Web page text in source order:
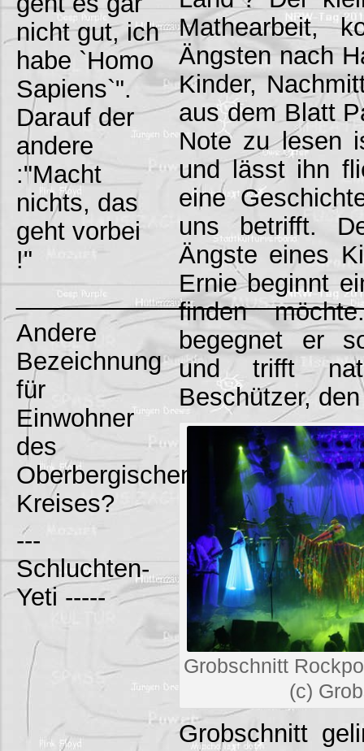
nicht gut, ich
habe `Homo
Sapiens`".
Darauf der
andere
:"Macht
nichts, das
geht vorbei
!"
Andere
Bezeichnung
für
Einwohner
des
Oberbergischen
Kreises?
---
Schluchten-
Yeti -----
Mathearbeit,
Ängsten nach
Kinder,
aus dem Blatt
Note zu lesen
und lässt ihn
eine
uns betrifft.
Ängste eines
Ernie beginnt
finden
begegnet er
und trifft
Beschützer,
Grobschnitt
(c)
Grobschnitt